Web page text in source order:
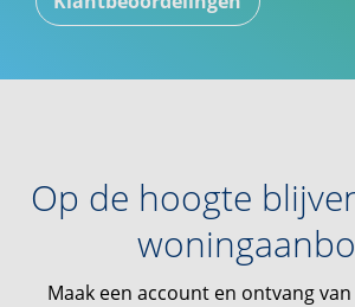
Op de hoogte
Maak een account en ontvang